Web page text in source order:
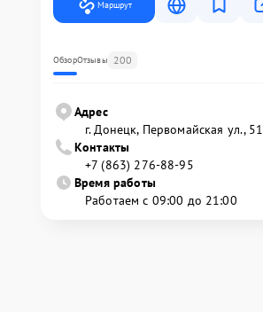
Маршрут
ОбзорОтзывы 200
Адрес
г. Донецк, Первомайская ул., 51
Контакты
+7 (863) 276-88-95
Время работы
Работаем с 09:00 до 21:00